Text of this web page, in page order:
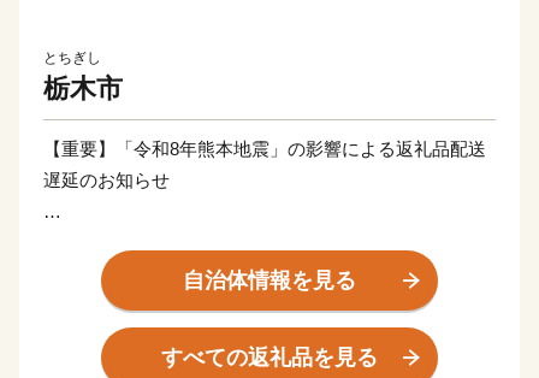
とちぎし
栃木市
【重要】「令和8年熊本地震」の影響による返礼品配送
遅延のお知らせ
より被災された皆様に、心よりお見舞い申し上げます。
一日も早い復旧と、皆様の安全を心よりお祈りいたしま
自治体情報を見る
すべての返礼品を見る